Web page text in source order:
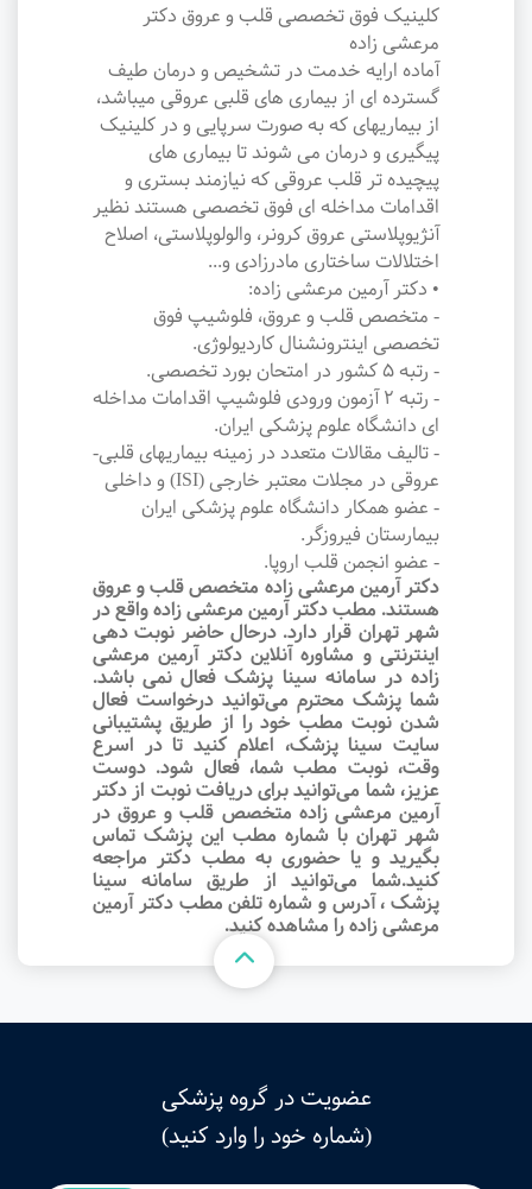
کلینیک فوق تخصصی قلب و عروق دکتر
مرعشی زاده
آماده ارایه خدمت در تشخیص و درمان طیف
گسترده ای از بیماری های قلبی عروقی میباشد،
از بیماریهای که به صورت سرپایی و در کلینیک
پیگیری و درمان می شوند تا بیماری های
پیچیده تر قلب عروقی که نیازمند بستری و
اقدامات مداخله ای فوق تخصصی هستند نظیر
آنژیوپلاستی عروق کرونر، والولوپلاستی، اصلاح
اختلالات ساختاری مادرزادی و...
• دکتر آرمین مرعشی زاده:
- متخصص قلب و عروق، فلوشیپ فوق
تخصصی اینترونشنال کاردیولوژی.
- رتبه ۵ کشور در امتحان بورد تخصصی.
- رتبه ۲ آزمون ورودی فلوشیپ اقدامات مداخله
ای دانشگاه علوم پزشکی ایران.
- تالیف مقالات متعدد در زمینه بیماریهای قلبی-
عروقی در مجلات معتبر خارجی (ISI) و داخلی
- عضو همکار دانشگاه علوم پزشکی ایران
بیمارستان فیروزگر.
- عضو انجمن قلب اروپا.
دکتر آرمین مرعشی زاده متخصص قلب و عروق
هستند. مطب دکتر آرمین مرعشی زاده واقع در
شهر تهران قرار دارد. درحال حاضر نوبت‌ دهی
اینترنتی و مشاوره آنلاین دکتر آرمین مرعشی
زاده در سامانه سینا پزشک فعال نمی باشد.
شما پزشک محترم می‌توانید درخواست فعال
شدن نوبت مطب خود را از طریق پشتیبانی
سایت سینا پزشک، اعلام کنید تا در اسرع
وقت‌، نوبت مطب شما، فعال شود. دوست
عزیز، شما می‌توانید برای دریافت نوبت از دکتر
آرمین مرعشی زاده متخصص قلب و عروق در
شهر تهران با شماره مطب این پزشک تماس
بگیرید و یا حضوری به مطب دکتر مراجعه
کنید.شما می‌توانید از طریق سامانه سینا
پزشک ، آدرس و شماره تلفن مطب دکتر آرمین
مرعشی زاده را مشاهده کنید.
عضویت در گروه پزشکی
(شماره خود را وارد کنید)